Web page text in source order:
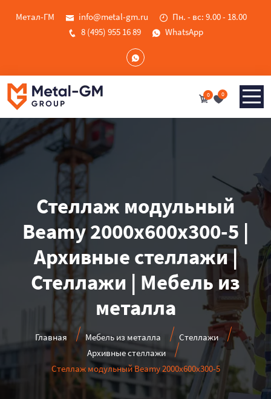
Метал-ГМ info@metal-gm.ru
Пн. - вс: 9.00 - 18.00
8 (495) 955 16 89
WhatsApp
0 0
Стеллаж модульный
Beamy 2000x600x300-5 |
Архивные стеллажи |
Стеллажи | Мебель из
металла
Главная Мебель из металла
Стеллажи
Архивные стеллажи
Стеллаж модульный Beamy 2000x600x300-5